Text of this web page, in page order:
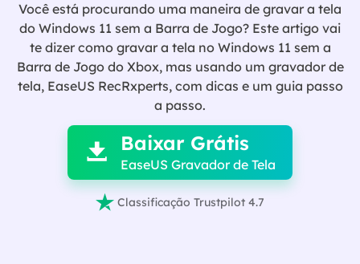
Você está procurando uma maneira de gravar a tela
do Windows 11 sem a Barra de Jogo? Este artigo vai
te dizer como gravar a tela no Windows 11 sem a
Barra de Jogo do Xbox, mas usando um gravador de
tela, EaseUS RecRxperts, com dicas e um guia passo
a passo.

 Baixar Grátis
EaseUS Gravador de Tela
 Classificação Trustpilot 4.7